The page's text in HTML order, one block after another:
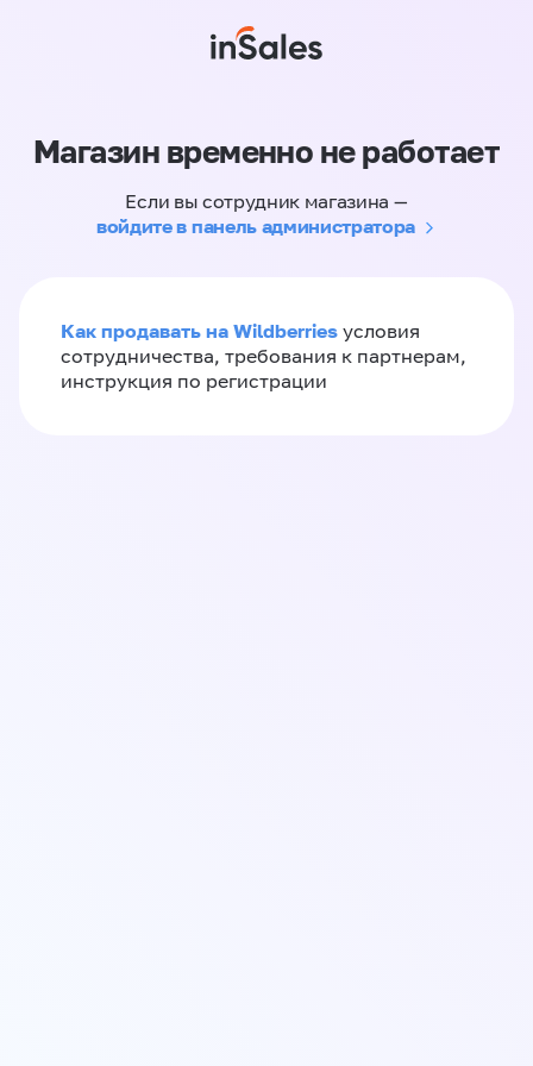
Магазин временно не работает
Если вы сотрудник магазина —
войдите в панель администратора
Как продавать на Wildberries условия
сотрудничества, требования к партнерам,
инструкция по регистрации